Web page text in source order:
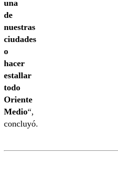
una
de
nuestras
ciudades
o
hacer
estallar
todo
Oriente
Medio“,
concluyó.